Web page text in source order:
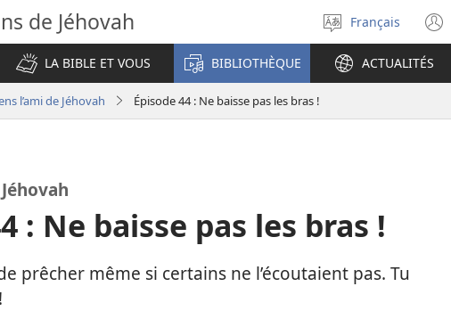
de Jéhovah
Sélectionner
la
langue
Français
LA BIBLE ET VOUS BIBLIOTHÈQUE ACTUALITÉS
l’ami de Jéhovah Épisode 44 : Ne baisse pas les bras !
: Ne baisse pas les bras !
prêcher même si certains ne l’écoutaient pas. Tu